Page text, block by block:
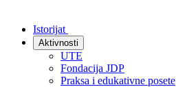
Istorijat
Aktivnosti
UTE
Fondacija JDP
Praksa i edukativne posete